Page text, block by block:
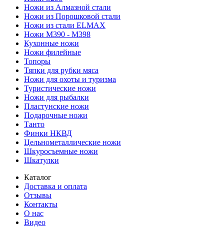
Ножи из Алмазной стали
Ножи из Порошковой стали
Ножи из стали ELMAX
Ножи М390 - М398
Кухонные ножи
Ножи филейные
Топоры
Тяпки для рубки мяса
Ножи для охоты и туризма
Туристические ножи
Ножи для рыбалки
Пластунские ножи
Подарочные ножи
Танто
Финки НКВД
Цельнометаллические ножи
Шкуросъемные ножи
Шкатулки
Каталог
Доставка и оплата
Отзывы
Контакты
О нас
Видео